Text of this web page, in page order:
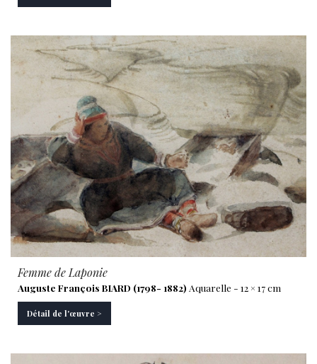
Femme de Laponie
Auguste François BIARD (1798- 1882) Aquarelle - 12 × 17 cm
Détail de l'œuvre >